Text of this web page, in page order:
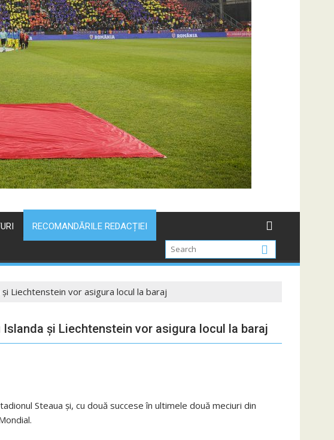
RECOMANDĂRILE REDACȚIEI
Liechtenstein vor asigura locul la baraj
și Liechtenstein vor asigura locul la baraj
Steaua și, cu două succese în ultimele două meciuri din